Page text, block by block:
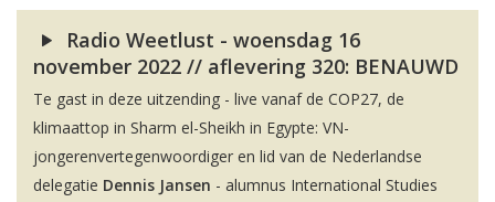
Radio Weetlust - woensdag 16
november 2022 // aflevering 320: BENAUWD
Te gast in deze uitzending - live vanaf de COP27, de
klimaattop in Sharm el-Sheikh in Egypte: VN-
jongerenvertegenwoordiger en lid van de Nederlandse
delegatie Dennis Jansen - alumnus International Studies